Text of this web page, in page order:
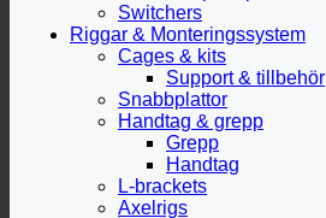
Switchers
Riggar & Monteringssystem
Cages & kits
Support & tillbehör
Snabbplattor
Handtag & grepp
Grepp
Handtag
L-brackets
Axelrigs